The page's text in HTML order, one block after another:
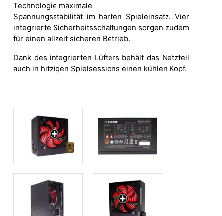
Technologie maximale
Spannungsstabilität im harten Spieleinsatz. Vier
integrierte Sicherheitsschaltungen sorgen zudem
für einen allzeit sicheren Betrieb.
Dank des integrierten Lüfters behält das Netzteil
auch in hitzigen Spielsessions einen kühlen Kopf.